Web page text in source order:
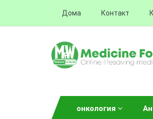
Дома Контакт
онкология